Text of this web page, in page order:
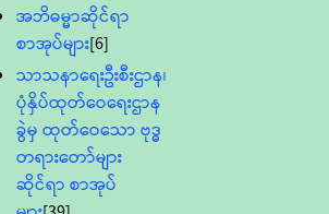
အဘိဓမ္မာဆိုင်ရာ
စာအုပ်များ[6]
သာသနာရေးဦးစီးဌာန၊
ပုံနှိပ်ထုတ်ဝေရေးဌာန
ခွဲမှ ထုတ်ဝေသော ဗုဒ္ဓ
တရားတော်များ
ဆိုင်ရာ စာအုပ်